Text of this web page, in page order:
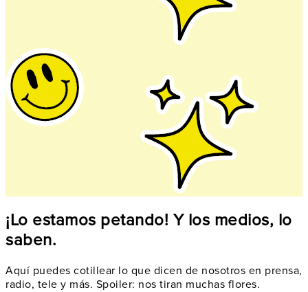
¡Lo estamos petando! Y los medios, lo
saben.
Aquí puedes cotillear lo que dicen de nosotros en prensa,
radio, tele y más. Spoiler: nos tiran muchas flores.